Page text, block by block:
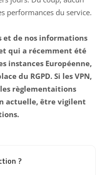
performances du service.
et de nos informations
qui a récemment été
instances Européenne,
du RGPD. Si les VPN,
règlementaitions
actuelle, être vigilent
?